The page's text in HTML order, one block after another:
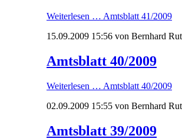
Weiterlesen … Amtsblatt 41/2009
15.09.2009 15:56 von Bernhard
Amtsblatt 40/2009
Weiterlesen … Amtsblatt 40/2009
02.09.2009 15:55 von Bernhard
Amtsblatt 39/2009